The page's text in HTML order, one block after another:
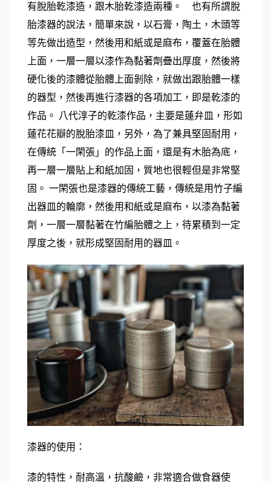
有脫胎乾漆造，跟木胎乾漆造兩種。    也有所謂脫
胎漆器的說法，簡單來說，以石膏，陶土，木頭等
等先做出造型，然後用和紙或是麻布，覆蓋在胎體
上面，一層一層以漆作為黏著劑疊出厚度，然後將
硬化後的漆體從胎體上面剝除，就做出跟胎體一樣
的器型，然後再進行漆器的各項加工，即是乾漆的
作品。 八代淳子的乾漆作品，主要是蓮弁皿，形如
蓮花花瓣的脫胎漆皿，另外，為了兼具堅固耐用，
在傳統「一閑張」的作品上面，還是有木胎為底，
再一層一層貼上和紙加固，質地也很輕但是非常堅
固。 一閑張也是漆器的傳統工藝，傳統是用竹子編
出器皿的輪廓，然後用和紙或是麻布，以漆為黏著
劑，一層一層黏著在竹編胎體之上，待累積到一定
厚度之後，就形成堅固耐用的器皿。
漆器的使用：
漆的特性，耐高溫，抗酸鹼，非常適合做食器使